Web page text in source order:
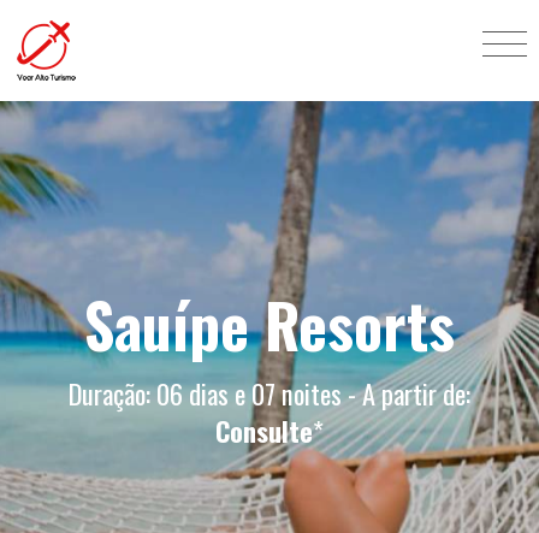
Sauípe Resorts
Duração: 06 dias e 07 noites - A partir de:
Consulte*